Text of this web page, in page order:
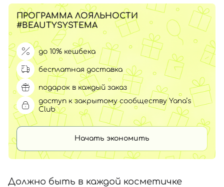
ПРОГРАММА ЛОЯЛЬНОСТИ
#BEAUTYSYSTEMA
до 10% кешбека
бесплатная доставка
подарок в каждый заказ
доступ к закрытому сообществу Yana’s
Club
Начать экономить
Должно быть в каждой косметичке